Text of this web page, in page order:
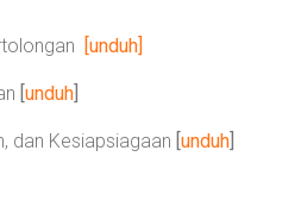
[unduh]
unduh
dan Kesiapsiagaan unduh